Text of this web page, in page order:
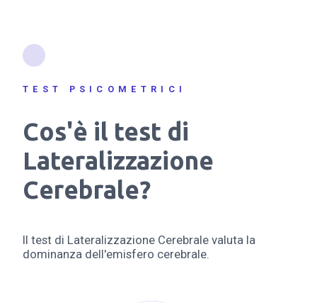
TEST PSICOMETRICI
Cos'è il test di
Lateralizzazione
Cerebrale?
Il test di Lateralizzazione Cerebrale valuta la
dominanza dell'emisfero cerebrale.